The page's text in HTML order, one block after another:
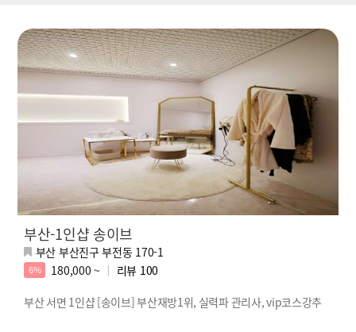
부산-1인샵 송이브
부산 부산진구 부전동 170-1
6% 180,000 ~ 리뷰 100
부산 서면 1인샵 [송이브] 부산재방1위, 실력파 관리사, vip코스강추